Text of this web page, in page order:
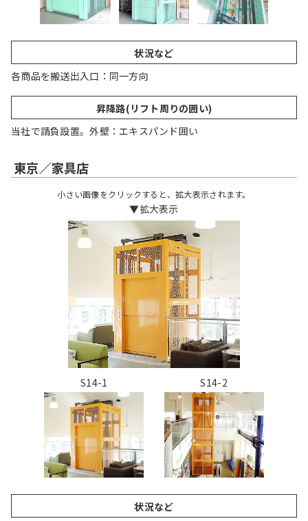
状況など
各商品を搬送出入口：同一方向
昇降路(リフト周りの囲い)
当社で請負設置。外壁：エキスパンド囲い
東京／家具店
小さい画像をクリックすると、拡大表示されます。
▼拡大表示
S14-1 S14-2
状況など